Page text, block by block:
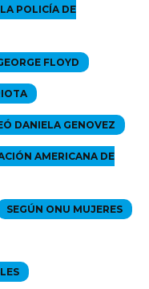
POLICÍA DE
FLOYD
DANIELA GENOVEZ
AMERICANA DE
SEGÚN ONU MUJERES